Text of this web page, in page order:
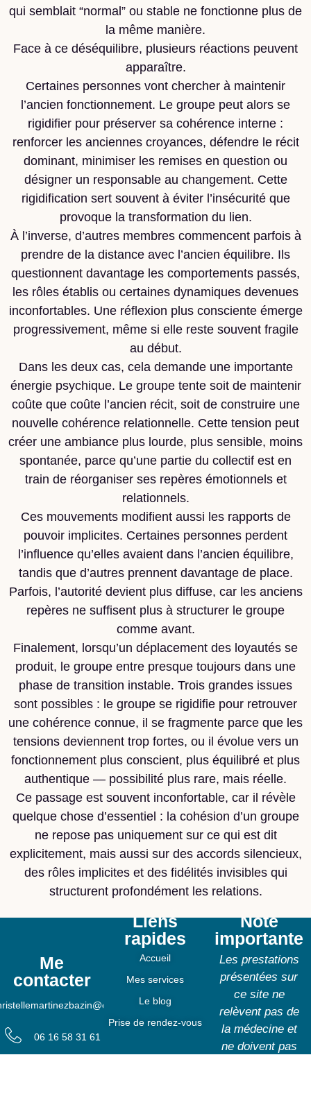
qui semblait “normal” ou stable ne fonctionne plus de
la même manière.
Face à ce déséquilibre, plusieurs réactions peuvent
apparaître.
Certaines personnes vont chercher à maintenir
l’ancien fonctionnement. Le groupe peut alors se
rigidifier pour préserver sa cohérence interne :
renforcer les anciennes croyances, défendre le récit
dominant, minimiser les remises en question ou
désigner un responsable au changement. Cette
rigidification sert souvent à éviter l’insécurité que
provoque la transformation du lien.
À l’inverse, d’autres membres commencent parfois à
prendre de la distance avec l’ancien équilibre. Ils
questionnent davantage les comportements passés,
les rôles établis ou certaines dynamiques devenues
inconfortables. Une réflexion plus consciente émerge
progressivement, même si elle reste souvent fragile
au début.
Dans les deux cas, cela demande une importante
énergie psychique. Le groupe tente soit de maintenir
coûte que coûte l’ancien récit, soit de construire une
nouvelle cohérence relationnelle. Cette tension peut
créer une ambiance plus lourde, plus sensible, moins
spontanée, parce qu’une partie du collectif est en
train de réorganiser ses repères émotionnels et
relationnels.
Ces mouvements modifient aussi les rapports de
pouvoir implicites. Certaines personnes perdent
l’influence qu’elles avaient dans l’ancien équilibre,
tandis que d’autres prennent davantage de place.
Parfois, l’autorité devient plus diffuse, car les anciens
repères ne suffisent plus à structurer le groupe
comme avant.
Finalement, lorsqu’un déplacement des loyautés se
produit, le groupe entre presque toujours dans une
phase de transition instable. Trois grandes issues
sont possibles : le groupe se rigidifie pour retrouver
une cohérence connue, il se fragmente parce que les
tensions deviennent trop fortes, ou il évolue vers un
fonctionnement plus conscient, plus équilibré et plus
authentique — possibilité plus rare, mais réelle.
Ce passage est souvent inconfortable, car il révèle
quelque chose d’essentiel : la cohésion d’un groupe
ne repose pas uniquement sur ce qui est dit
explicitement, mais aussi sur des accords silencieux,
des rôles implicites et des fidélités invisibles qui
structurent profondément les relations.
Me
contacter
06 16 58 31 61
Liens
rapides
Accueil
Mes services
Le blog
Prise de rendez-vous
Note
importante
Les prestations
présentées sur
ce site ne
relèvent pas de
la médecine et
ne doivent pas